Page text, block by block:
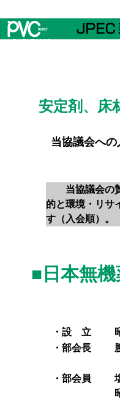
安定剤、床
当協議会への
当協議会の賛
的と環境・リサ
す（入会順）。
■日本無
・設 立
・部会長
・部会員